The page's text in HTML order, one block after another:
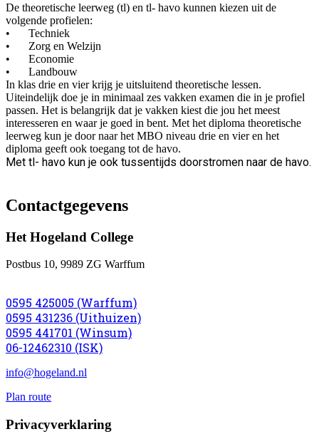
De theoretische leerweg (tl) en tl- havo kunnen kiezen uit de
volgende profielen:
•
Techniek
•
Zorg en Welzijn
•
Economie
•
Landbouw
In klas drie en vier krijg je uitsluitend theoretische lessen.
Uiteindelijk doe je in minimaal zes vakken examen die in je profiel
passen. Het is belangrijk dat je vakken kiest die jou het meest
interesseren en waar je goed in bent. Met het diploma theoretische
leerweg kun je door naar het MBO niveau drie en vier en het
diploma geeft ook toegang tot de havo.
Met tl- havo kun je ook tussentijds doorstromen naar de havo.
Contactgegevens
Het Hogeland College
Postbus 10, 9989 ZG Warffum
0595 425005 (Warffum)
0595 431236 (Uithuizen)
0595 441701 (Winsum)
06-12462310 (ISK)
info@hogeland.nl
Plan route
Privacyverklaring